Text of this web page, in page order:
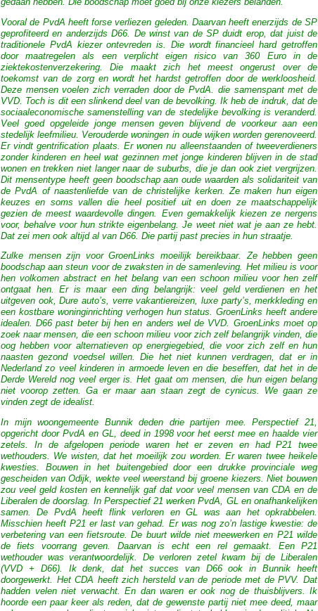
gedaan hebben. Die boodschap moet goed bij onze kiezers belanden.
Vooral de PvdA heeft forse verliezen geleden. Daarvan heeft enerzijds de SP
geprofiteerd en anderzijds D66. De winst van de SP duidt erop, dat juist de
traditionele PvdA kiezer ontevreden is. Die wordt financieel hard getroffen
door maatregelen als een verplicht eigen risico van 360 Euro in de
ziektekostenverzekering. Die maakt zich het meest ongerust over de
toekomst van de zorg en wordt het hardst getroffen door de werkloosheid.
Deze mensen voelen zich verraden door de PvdA. die samenspant met de
VVD. Toch is dit een slinkend deel van de bevolking. Ik heb de indruk, dat de
sociaaleconomische samenstelling van de stedelijke bevolking is veranderd.
Veel goed opgeleide jonge mensen geven blijvend de voorkeur aan een
stedelijk leefmilieu. Verouderde woningen in oude wijken worden gerenoveerd.
Er vindt gentrification plaats. Er wonen nu alleenstaanden of tweeverdieners
zonder kinderen en heel wat gezinnen met jonge kinderen blijven in de stad
wonen en trekken niet langer naar de suburbs, die je dan ook ziet vergrijzen.
Dit mensentype heeft geen boodschap aan oude waarden als solidariteit van
de PvdA of naastenliefde van de christelijke kerken. Ze maken hun eigen
keuzes en soms vallen die heel positief uit en doen ze maatschappelijk
gezien de meest waardevolle dingen. Even gemakkelijk kiezen ze nergens
voor, behalve voor hun strikte eigenbelang. Je weet niet wat je aan ze hebt.
Dat zei men ook altijd al van D66. Die partij past precies in hun straatje.
Zulke mensen zijn voor GroenLinks moeilijk bereikbaar. Ze hebben geen
boodschap aan steun voor de zwaksten in de samenleving. Het milieu is voor
hen volkomen abstract en het belang van een schoon milieu voor hen zelf
ontgaat hen. Er is maar een ding belangrijk: veel geld verdienen en het
uitgeven ook, Dure auto’s, verre vakantiereizen, luxe party’s, merkkleding en
een kostbare woninginrichting verhogen hun status. GroenLinks heeft andere
idealen. D66 past beter bij hen en anders wel de VVD. GroenLinks moet op
zoek naar mensen, die een schoon milieu voor zich zelf belangrijk vinden, die
oog hebben voor alternatieven op energiegebied, die voor zich zelf en hun
naasten gezond voedsel willen. Die het niet kunnen verdragen, dat er in
Nederland zo veel kinderen in armoede leven en die beseffen, dat het in de
Derde Wereld nog veel erger is. Het gaat om mensen, die hun eigen belang
niet voorop zetten. Ga er maar aan staan zegt de cynicus. We gaan ze
vinden zegt de idealist.
In mijn woongemeente Bunnik deden drie partijen mee. Perspectief 21,
opgericht door PvdA en GL, deed in 1998 voor het eerst mee en haalde vier
zetels. In de afgelopen periode waren het er zeven en had P21 twee
wethouders. We wisten, dat het moeilijk zou worden. Er waren twee heikele
kwesties. Bouwen in het buitengebied door een drukke provinciale weg
gescheiden van Odijk, wekte veel weerstand bij groene kiezers. Niet bouwen
zou veel geld kosten en kennelijk gaf dat voor veel mensen van CDA en de
Liberalen de doorslag. In Perspectief 21 werken PvdA, GL en onafhankelijken
samen. De PvdA heeft flink verloren en GL was aan het opkrabbelen.
Misschien heeft P21 er last van gehad. Er was nog zo’n lastige kwestie: de
verbetering van een fietsroute. De buurt wilde niet meewerken en P21 wilde
de fiets voorrang geven. Daarvan is echt een rel gemaakt. Een P21
wethouder was verantwoordelijk. De verloren zetel kwam bij de Liberalen
(VVD + D66). Ik denk, dat het succes van D66 ook in Bunnik heeft
doorgewerkt. Het CDA heeft zich hersteld van de periode met de PVV. Dat
hadden velen niet verwacht. En dan waren er ook nog de thuisblijvers. Ik
hoorde een paar keer als reden, dat de gewenste partij niet mee deed, maar